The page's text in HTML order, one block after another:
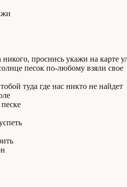
никого, проснись укажи на карте
песок по-любому взяли свое
туда где нас никто не найдет